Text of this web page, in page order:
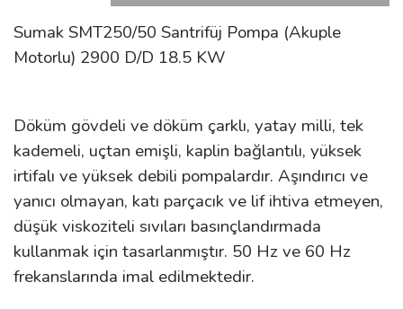
Sumak SMT250/50 Santrifüj Pompa (Akuple
Motorlu) 2900 D/D 18.5 KW
Döküm gövdeli ve döküm çarklı, yatay milli, tek
kademeli, uçtan emişli, kaplin bağlantılı, yüksek
irtifalı ve yüksek debili pompalardır. Aşındırıcı ve
yanıcı olmayan, katı parçacık ve lif ihtiva etmeyen,
düşük viskoziteli sıvıları basınçlandırmada
kullanmak için tasarlanmıştır. 50 Hz ve 60 Hz
frekanslarında imal edilmektedir.